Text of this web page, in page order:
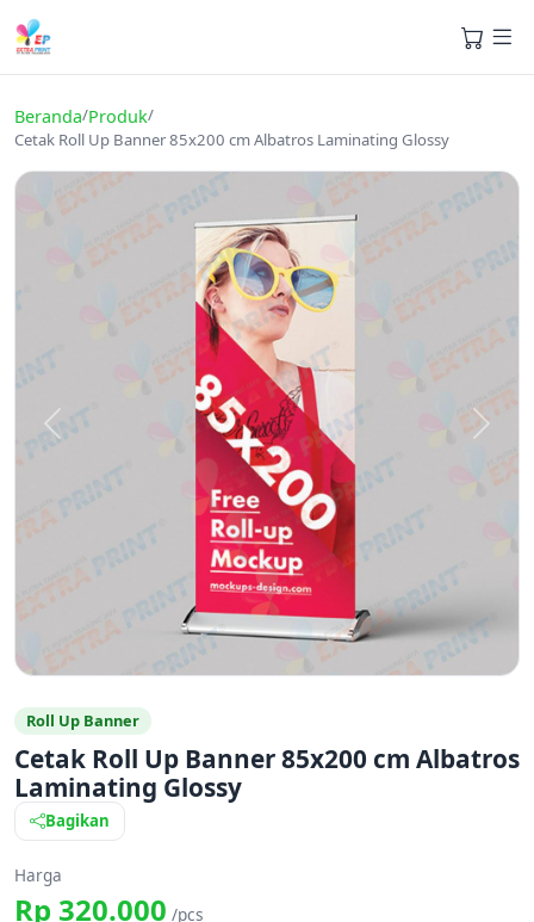
Beranda/Produk/
Cetak Roll Up Banner 85x200 cm Albatros Laminating Glossy
Roll Up Banner
Cetak Roll Up Banner 85x200 cm Albatros
Laminating Glossy
Bagikan
Harga
Rp 320.000 /pcs